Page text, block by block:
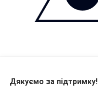
Дякуємо за підтримку!